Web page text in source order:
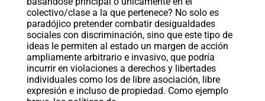
colectivo/clase a la que pertenece? No solo es
paradójico pretender combatir desigualdades
sociales con discriminación, sino que este tipo de
ideas le permiten al estado un margen de acción
ampliamente arbitrario e invasivo, que podría
incurrir en violaciones a derechos y libertades
individuales como los de libre asociación, libre
expresión e incluso de propiedad. Como ejemplo